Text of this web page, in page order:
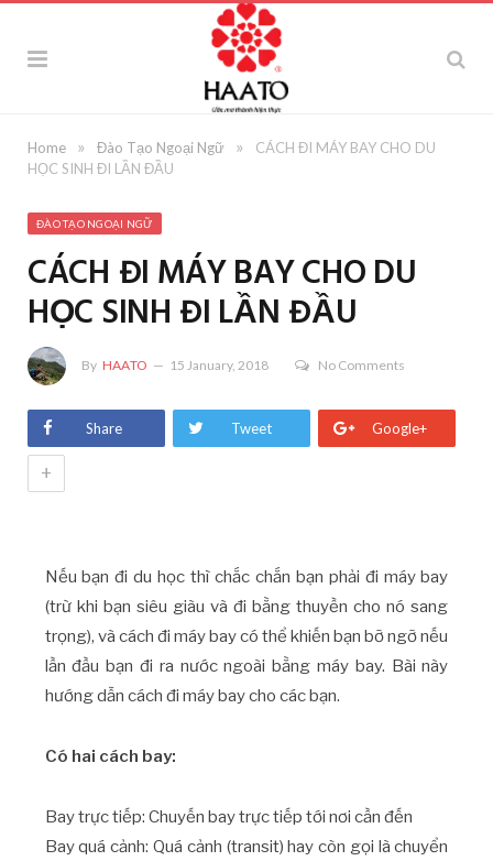
Home » Đào Tạo Ngoại Ngữ »
CÁCH ĐI MÁY BAY CHO DU
HỌC SINH ĐI LẦN ĐẦU
ĐÀO TẠO NGOẠI NGỮ
CÁCH ĐI MÁY BAY CHO DU
HỌC SINH ĐI LẦN ĐẦU
By HAATO 15 January, 2018 No Comments
Share Tweet Google+
+
Nếu bạn đi du học thì chắc chắn bạn phải đi máy bay
(trừ khi bạn siêu giàu và đi bằng thuyền cho nó sang
trọng), và cách đi máy bay có thể khiến bạn bỡ ngỡ nếu
lần đầu bạn đi ra nước ngoài bằng máy bay. Bài này
hướng dẫn cách đi máy bay cho các bạn.
Có hai cách bay:
Bay trực tiếp: Chuyến bay trực tiếp tới nơi cần đến
Bay quá cảnh: Quá cảnh (transit) hay còn gọi là chuyển